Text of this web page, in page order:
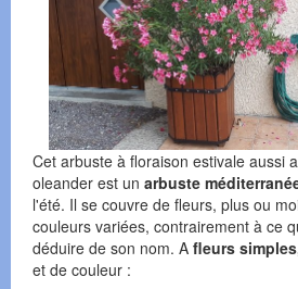
Cet arbuste à floraison estivale aussi
oleander est un arbuste
l'été. Il se couvre de fleurs, plus ou
couleurs variées, contrairement à ce
déduire de son nom. A fleurs
et de couleur :